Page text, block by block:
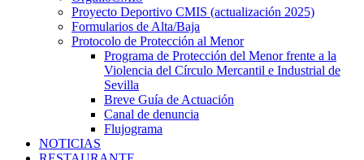
Proyecto Deportivo CMIS (actualización 2025)
Formularios de Alta/Baja
Protocolo de Protección al Menor
Programa de Protección del Menor frente a la
Violencia del Círculo Mercantil e Industrial de
Sevilla
Breve Guía de Actuación
Canal de denuncia
Flujograma
NOTICIAS